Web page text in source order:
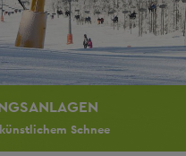
Schnee